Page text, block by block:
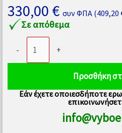
330,00 € συν ΦΠΑ (409,20
Σε απόθεμα
-
V810-
+
Προσθήκη
Εάν έχετε οποιεσδήποτε